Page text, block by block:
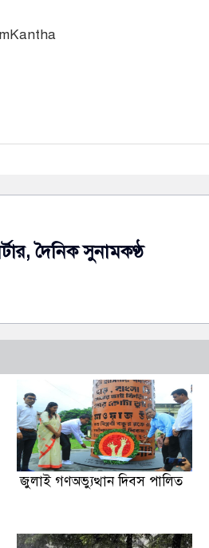
দৈনিক সুনামকণ্ঠ
জুলাই গণঅভ্যুত্থান দিবস পালিত